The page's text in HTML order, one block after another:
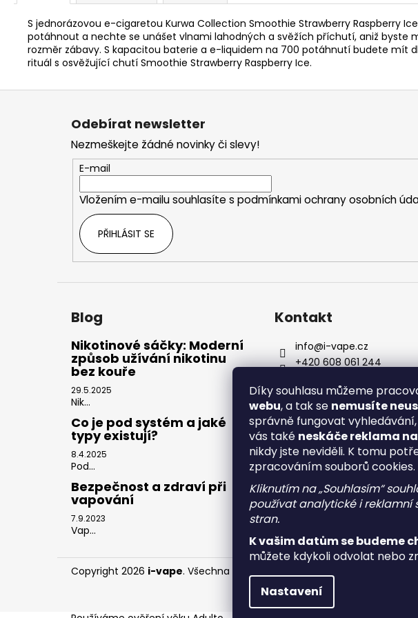
Díky souhlasu můžeme
webu, a tak se nemusíte
správně fungovat
vás také neskáče reklama
nikdy jste neviděli. K tomu
zpracováním souborů cookies.
Kliknutím na „Souhlasím“
používat analytické i reklamní
stran.
K vašim datům se budeme
můžete kdykoli odvolat nebo
Nastavení
S jednorázovou e-cigaretou Kurwa Collection Smoothie Strawberry Raspberry
potáhnout a nechte se unášet vlnami lahodných a svěžích příchutí, aniž byste
rozměr zábavy. S kapacitou baterie a e-liquidem na 700 potáhnutí budete mít
rituál s osvěžující chutí Smoothie Strawberry Raspberry Ice.
Z
Odebírat newsletter
Nezmeškejte žádné novinky či slevy!
E-mail
Vložením e-mailu souhlasíte s podmínkami ochrany osobních
PŘIHLÁSIT SE
Blog
Nikotinové sáčky: Moderní
způsob užívání nikotinu
bez kouře
29.5.2025
Nik...
Co je pod systém a jaké
typy existují?
8.4.2025
Pod...
Bezpečnost a zdraví při
vapování
7.9.2023
Vap...
Kontakt
info@i-vape.cz
+420 608 061 244
Copyright 2026 i-vape. Všechna práva vyhrazena.